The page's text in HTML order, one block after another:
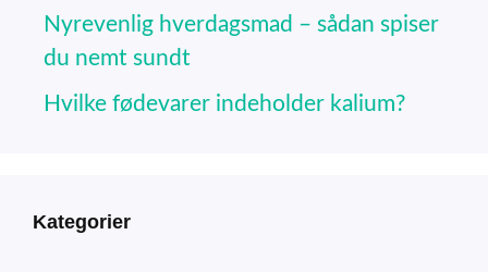
Nyrevenlig hverdagsmad – sådan spiser
du nemt sundt
Hvilke fødevarer indeholder kalium?
Kategorier